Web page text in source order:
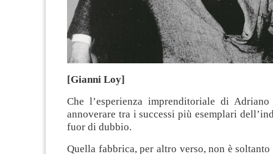
[Gianni Loy]
Che l’esperienza imprenditoriale di
annoverare tra i successi più esemplari
fuor di dubbio.
Quella fabbrica, per altro verso, non è